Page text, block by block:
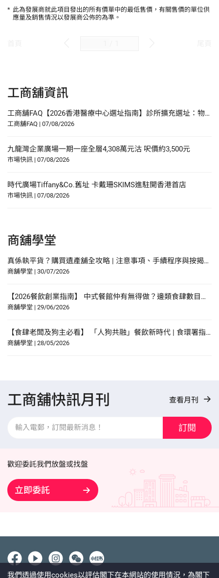
* 此為發展商就此項目發出的所有價單中的最低售價，有關售價的單位供
應量及銷售情況以發展商公佈的為準。
工商舖資訊
工商舖FAQ【2026香港醫療中心選址指南】診所擴充選址：物業要求、人流分析與合規要點
工商舖FAQ | 07/08/2026
九龍灣企業廣場一期一座全層4,308萬元沽 呎價約3,500元
市場快訊 | 07/08/2026
時代廣場Tiffany&Co.舊址 卡戴珊SKIMS進駐開香港首店
市場快訊 | 07/08/2026
商舖學堂
真係執平貨？購買遺產舖全攻略 | 注意事項、手續程序與按揭申請指南
商舖學堂 | 30/07/2026
【2026餐飲創業指南】 中式餐館仲有無得做？邊類食肆數目增幅最多？研究報告中尋找餐飲創業貼士？
商舖學堂 | 29/06/2026
【食肆老闆及狗主必看】 「人狗共融」餐飲新時代 | 食環署指引懶人包！
商舖學堂 | 28/05/2026
工商舖快訊月刊 查看月刊
訂閱
歡迎委託我們放盤或找盤
立即委託
我們透過使用cookies以評估閣下在本網站的使用情況，為閣下